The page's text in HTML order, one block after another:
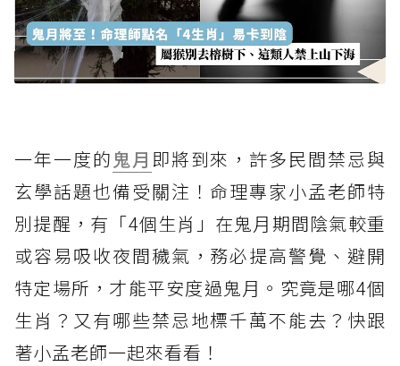
一年一度的鬼月 即將到來，許多民間禁忌與
玄學話題也備受關注！命理專家小孟老師特
別提醒，有「4個生肖」在鬼月期間陰氣較重
或容易吸收夜間穢氣，務必提高警覺、避開
特定場所，才能平安度過鬼月。究竟是哪4個
生肖？又有哪些禁忌地標千萬不能去？快跟
著小孟老師一起來看看！